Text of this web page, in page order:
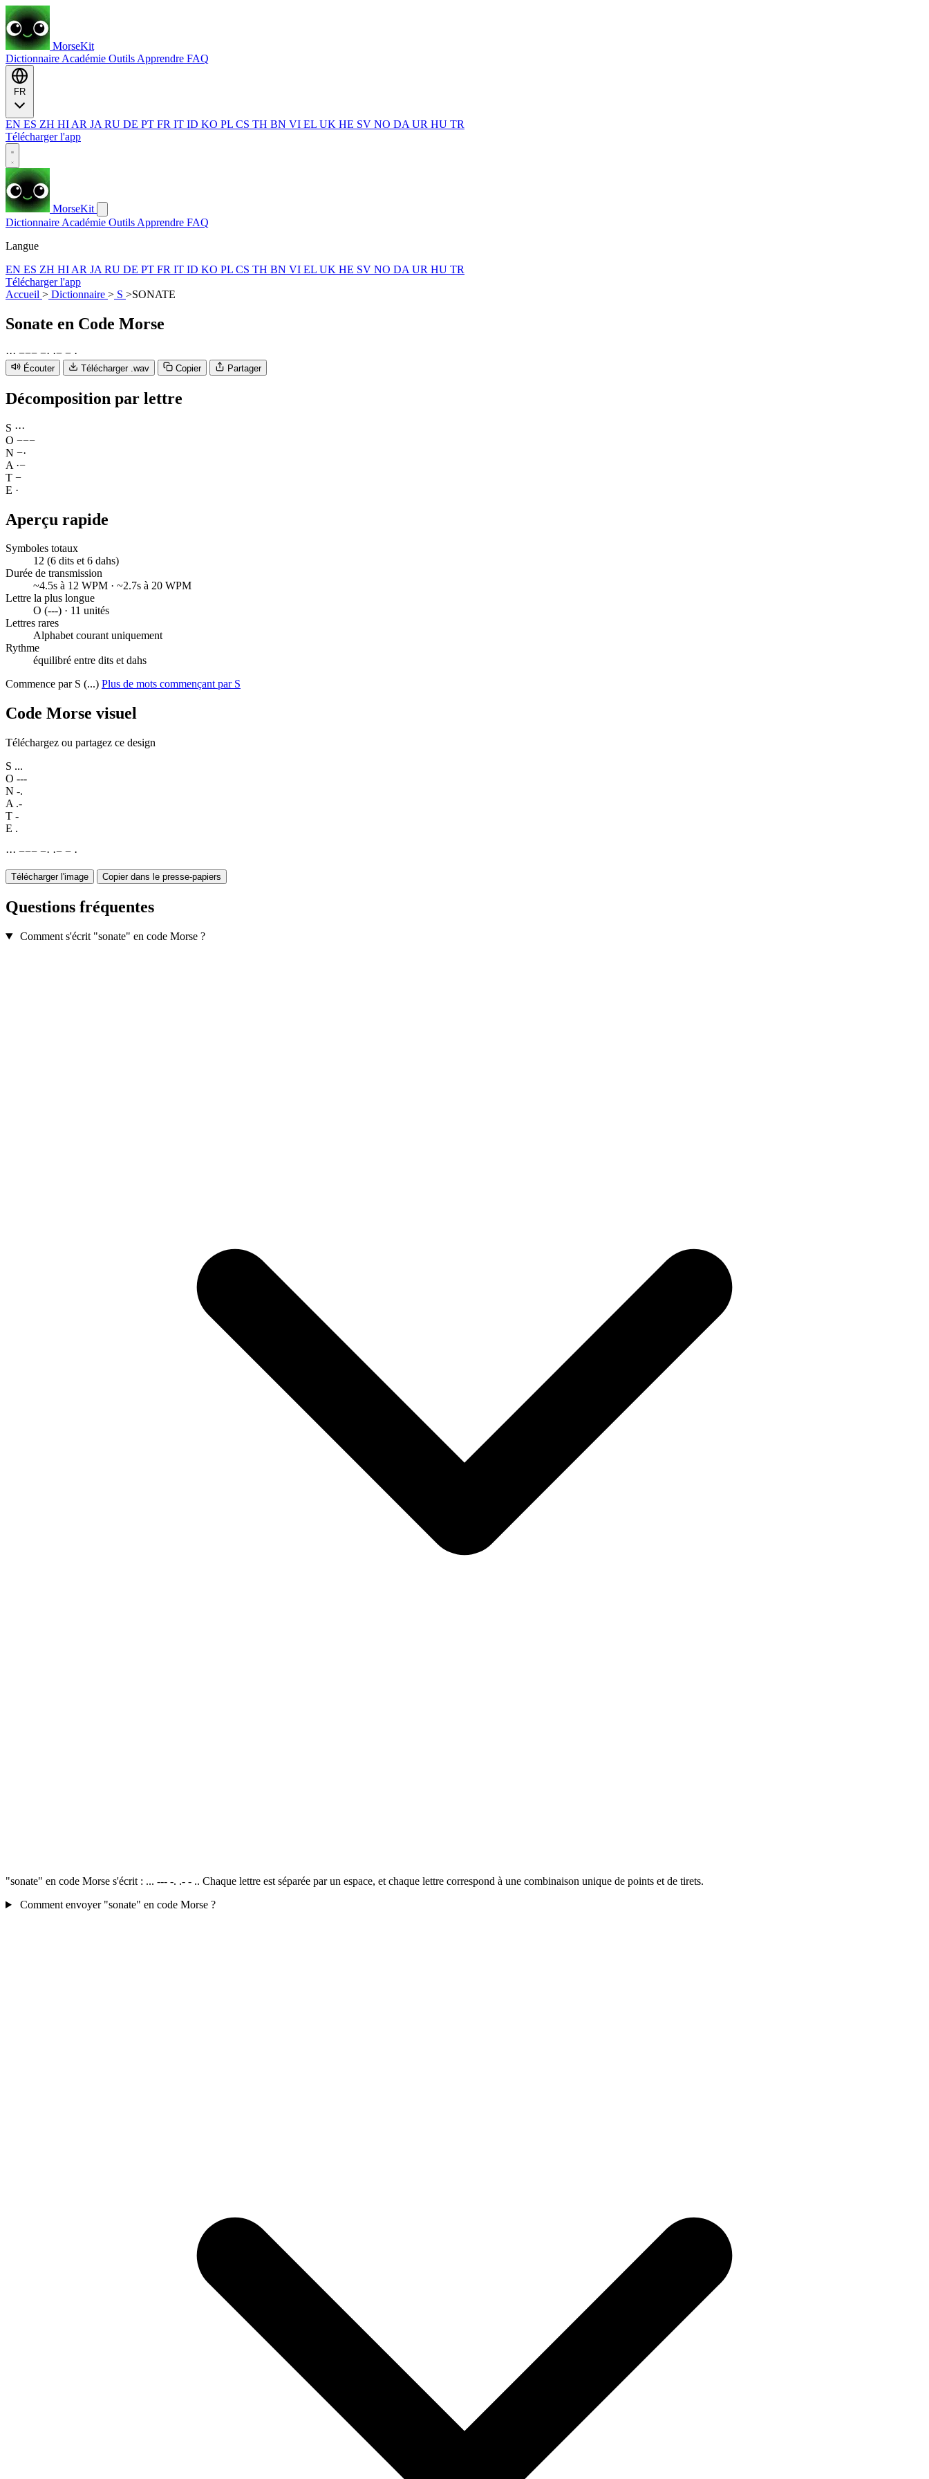
MorseKit
Dictionnaire Académie Outils Apprendre FAQ
EN ES ZH HI AR JA RU DE PT FR IT ID KO PL CS TH BN VI EL UK HE SV NO DA UR HU TR
Télécharger l'app
MorseKit
Dictionnaire Académie Outils Apprendre FAQ
Langue
EN ES ZH HI AR JA RU DE PT FR IT ID KO PL CS TH BN VI EL UK HE SV NO DA UR HU TR
Télécharger l'app
Accueil > Dictionnaire > S >SONATE
Sonate en Code Morse
··· −−− −· ·− − ·
Écouter Télécharger .wav Copier Partager
Décomposition par lettre
S ···
O −−−
N −·
A ·−
T −
E ·
Aperçu rapide
Symboles totaux
12 (6 dits et 6 dahs)
Durée de transmission
~4.5s à 12 WPM · ~2.7s à 20 WPM
Lettre la plus longue
O (---) · 11 unités
Lettres rares
Alphabet courant uniquement
Rythme
équilibré entre dits et dahs
Commence par S (...) Plus de mots commençant par S
Code Morse visuel
Téléchargez ou partagez ce design
S ...
O ---
N -.
A .-
T -
E .
··· −−− −· ·− − ·
Télécharger l'image Copier dans le presse-papiers
Questions fréquentes
Comment s'écrit "sonate" en code Morse ?
"sonate" en code Morse s'écrit : ... --- -. .- - .. Chaque lettre est séparée par un espace, et chaque lettre correspond à une combinaison unique de points et de tirets.
Comment envoyer "sonate" en code Morse ?